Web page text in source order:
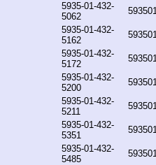
5935-01-432-
5062
5935-01-432-
5162
5935-01-432-
5172
5935-01-432-
5200
5935-01-432-
5211
5935-01-432-
5351
5935-01-432-
5485